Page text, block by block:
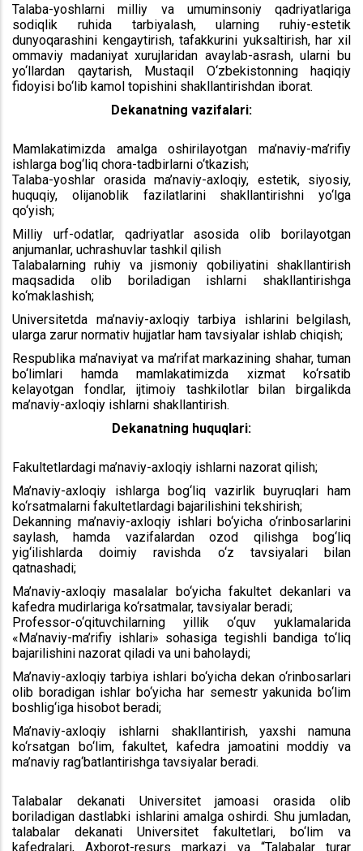
Talaba-yoshlarni milliy va umuminsoniy qadriyatlariga
sodiqlik ruhida tarbiyalash, ularning ruhiy-estetik
dunyoqarashini kengaytirish, tafakkurini yuksaltirish, har xil
ommaviy madaniyat xurujlaridan avaylab-asrash, ularni bu
yo‘llardan qaytarish, Mustaqil O‘zbekistonning haqiqiy
fidoyisi bo‘lib kamol topishini shakllantirishdan iborat.
Dekanatning vazifalari:
Mamlakatimizda amalga oshirilayotgan ma’naviy-ma’rifiy
ishlarga bog‘liq chora-tadbirlarni o‘tkazish;
Talaba-yoshlar orasida ma’naviy-axloqiy, estetik, siyosiy,
huquqiy, olijanoblik fazilatlarini shakllantirishni yo‘lga
qo‘yish;
Milliy urf-odatlar, qadriyatlar asosida olib borilayotgan
anjumanlar, uchrashuvlar tashkil qilish
Talabalarning ruhiy va jismoniy qobiliyatini shakllantirish
maqsadida olib boriladigan ishlarni shakllantirishga
ko‘maklashish;
Universitetda ma’naviy-axloqiy tarbiya ishlarini belgilash,
ularga zarur normativ hujjatlar ham tavsiyalar ishlab chiqish;
Respublika ma’naviyat va ma’rifat markazining shahar, tuman
bo‘limlari hamda mamlakatimizda xizmat ko‘rsatib
kelayotgan fondlar, ijtimoiy tashkilotlar bilan birgalikda
ma’naviy-axloqiy ishlarni shakllantirish.
Dekanatning huquqlari:
Fakultetlardagi ma’naviy-axloqiy ishlarni nazorat qilish;
Ma’naviy-axloqiy ishlarga bog‘liq vazirlik buyruqlari ham
ko‘rsatmalarni fakultetlardagi bajarilishini tekshirish;
Dekanning ma’naviy-axloqiy ishlari bo‘yicha o‘rinbosarlarini
saylash, hamda vazifalardan ozod qilishga bog‘liq
yig‘ilishlarda doimiy ravishda o‘z tavsiyalari bilan
qatnashadi;
Ma’naviy-axloqiy masalalar bo‘yicha fakultet dekanlari va
kafedra mudirlariga ko‘rsatmalar, tavsiyalar beradi;
Professor-o‘qituvchilarning yillik o‘quv yuklamalarida
«Ma’naviy-ma’rifiy ishlari» sohasiga tegishli bandiga to‘liq
bajarilishini nazorat qiladi va uni baholaydi;
Ma’naviy-axloqiy tarbiya ishlari bo‘yicha dekan o‘rinbosarlari
olib boradigan ishlar bo‘yicha har semestr yakunida bo‘lim
boshlig‘iga hisobot beradi;
Ma’naviy-axloqiy ishlarni shakllantirish, yaxshi namuna
ko‘rsatgan bo‘lim, fakultet, kafedra jamoatini moddiy va
ma’naviy rag‘batlantirishga tavsiyalar beradi.
Talabalar dekanati Universitet jamoasi orasida olib
boriladigan dastlabki ishlarini amalga oshirdi. Shu jumladan,
talabalar dekanati Universitet fakultetlari, bo‘lim va
kafedralari, Axborot-resurs markazi va “Talabalar turar